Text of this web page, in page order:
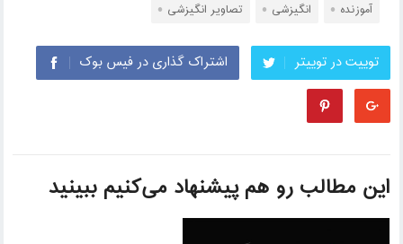
آموزنده انگیزشی تصاویر انگیزشی
توییت در توییتر اشتراک گذاری در فیس بوک
این مطالب رو هم پیشنهاد می‌کنیم ببینید